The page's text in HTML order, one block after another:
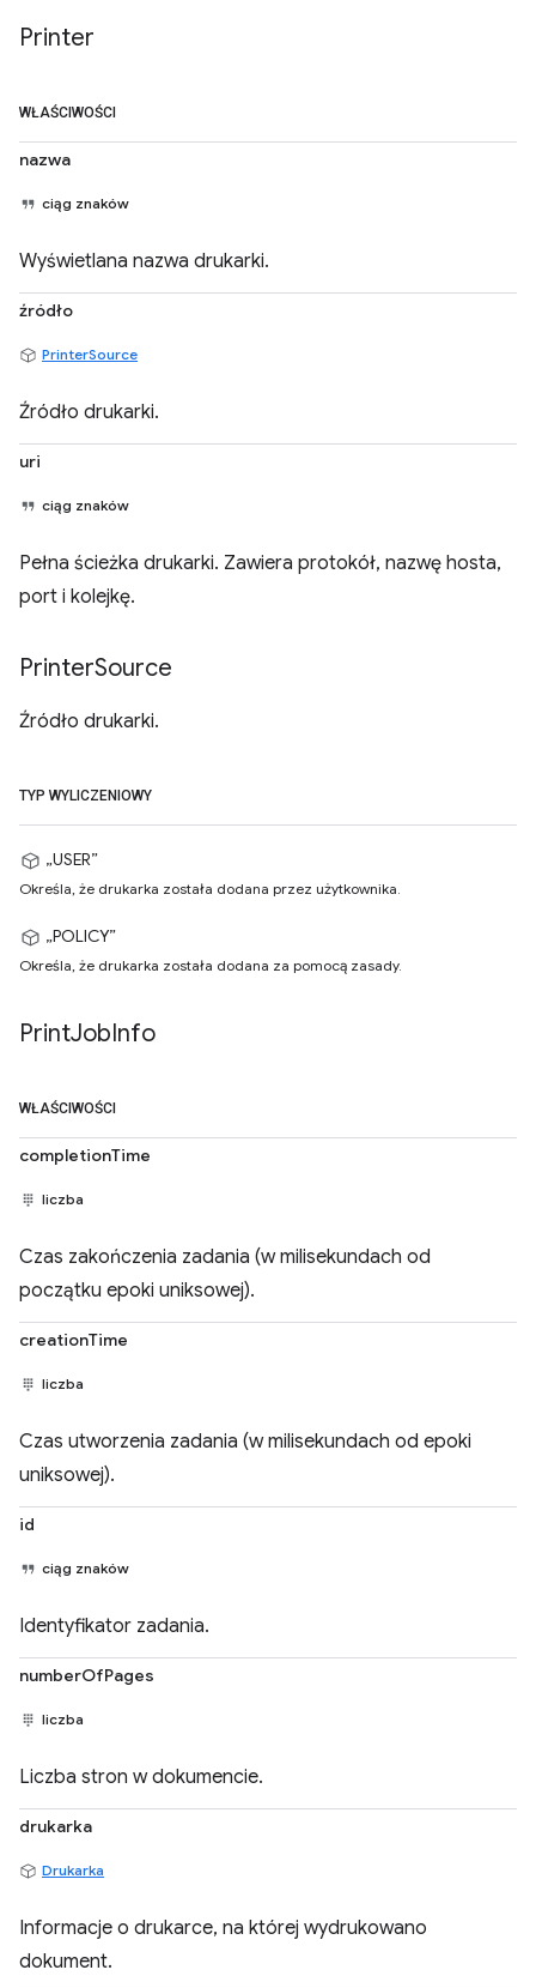
Printer
WŁAŚCIWOŚCI
nazwa
ciąg znaków
Wyświetlana nazwa drukarki.
źródło
PrinterSource
Źródło drukarki.
uri
ciąg znaków
Pełna ścieżka drukarki. Zawiera protokół, nazwę hosta,
port i kolejkę.
PrinterSource
Źródło drukarki.
TYP WYLICZENIOWY
„USER”
Określa, że drukarka została dodana przez użytkownika.
„POLICY”
Określa, że drukarka została dodana za pomocą zasady.
PrintJobInfo
WŁAŚCIWOŚCI
completionTime
liczba
Czas zakończenia zadania (w milisekundach od
początku epoki uniksowej).
creationTime
liczba
Czas utworzenia zadania (w milisekundach od epoki
uniksowej).
id
ciąg znaków
Identyfikator zadania.
numberOfPages
liczba
Liczba stron w dokumencie.
drukarka
Drukarka
Informacje o drukarce, na której wydrukowano
dokument.